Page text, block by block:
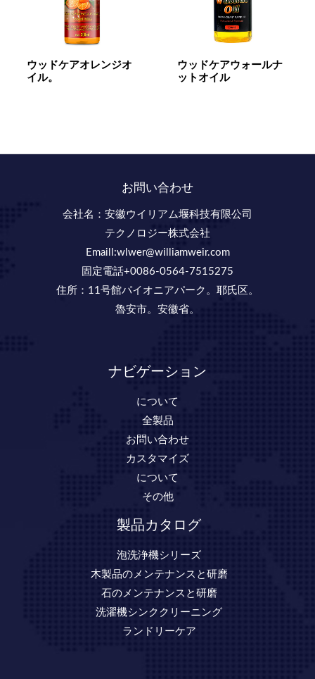
ウッドケアオレンジオ
イル。
ウッドケアウォールナ
ットオイル
お問い合わせ
会社名：安徽ウイリアム堰科技有限公司
テクノロジー株式会社
Emaill:wlwer@williamweir.com
固定電話+0086-0564-7515275
住所：11号館パイオニアパーク。耶氏区。
魯安市。安徽省。
ナビゲーション
について
全製品
お問い合わせ
カスタマイズ
について
その他
製品カタログ
泡洗浄機シリーズ
木製品のメンテナンスと研磨
石のメンテナンスと研磨
洗濯機シンククリーニング
ランドリーケア